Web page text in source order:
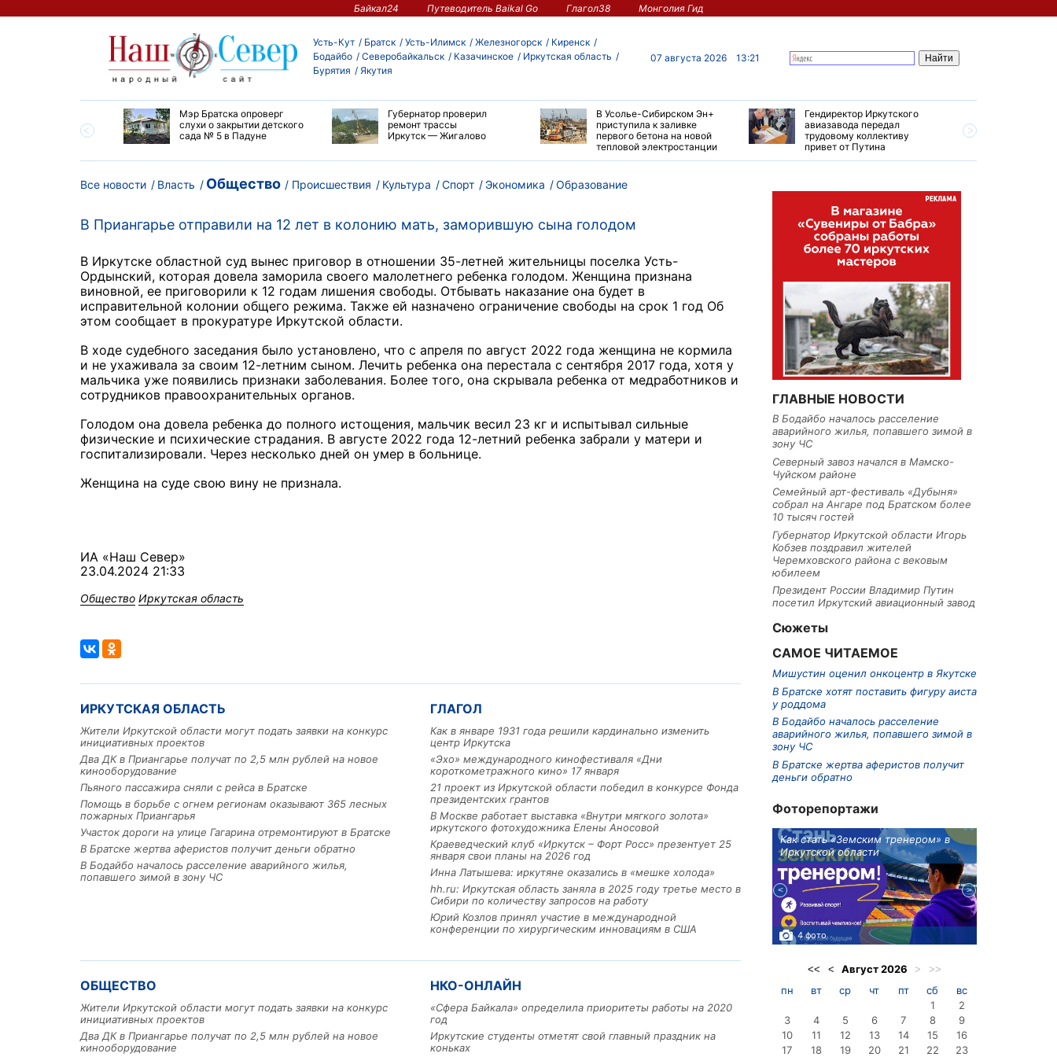
Байкал24 Путеводитель Baikal Go Глагол38 Монголия Гид
Усть-Кут Братск Усть-Илимск Железногорск
Киренск
Бодайбо
Северобайкальск Казачинское
Иркутская область
Бурятия
Якутия
07 августа 2026 13:21
Мэр Братска опроверг
слухи о закрытии детского
сада № 5 в Падуне
Губернатор проверил
ремонт трассы
Иркутск — Жигалово
В Усолье-Сибирском Эн+
приступила к заливке
первого бетона на новой
тепловой электростанции
Гендиректор Иркутского
авиазавода передал
трудовому коллективу
привет от Путина
Все новости Власть Общество Происшествия Культура Спорт Экономика Образование
В Приангарье отправили на 12 лет в колонию мать, заморившую сына голодом
В Иркутске областной суд вынес приговор в отношении 35-летней жительницы поселка Усть-
Ордынский, которая довела заморила своего малолетнего ребенка голодом. Женщина признана
виновной, ее приговорили к 12 годам лишения свободы. Отбывать наказание она будет в
исправительной колонии общего режима. Также ей назначено ограничение свободы на срок 1 год Об
этом сообщает в прокуратуре Иркутской области.
В ходе судебного заседания было установлено, что с апреля по август 2022 года женщина не кормила
и не ухаживала за своим 12-летним сыном. Лечить ребенка она перестала с сентября 2017 года, хотя у
мальчика уже появились признаки заболевания. Более того, она скрывала ребенка от медработников и
сотрудников правоохранительных органов.
Голодом она довела ребенка до полного истощения, мальчик весил 23 кг и испытывал сильные
физические и психические страдания. В августе 2022 года 12-летний ребенка забрали у матери и
госпитализировали. Через несколько дней он умер в больнице.
Женщина на суде свою вину не признала.
ИА «Наш Север»
23.04.2024 21:33
Общество Иркутская область
ИРКУТСКАЯ ОБЛАСТЬ
Жители Иркутской области могут подать заявки на конкурс
инициативных проектов
Два ДК в Приангарье получат по 2,5 млн рублей на новое
кинооборудование
Пьяного пассажира сняли с рейса в Братске
Помощь в борьбе с огнем регионам оказывают 365 лесных
пожарных Приангарья
Участок дороги на улице Гагарина отремонтируют в Братске
В Братске жертва аферистов получит деньги обратно
В Бодайбо началось расселение аварийного жилья,
попавшего зимой в зону ЧС
ГЛАГОЛ
Как в январе 1931 года решили кардинально изменить
центр Иркутска
«Эхо» международного кинофестиваля «Дни
короткометражного кино» 17 января
21 проект из Иркутской области победил в конкурсе Фонда
президентских грантов
В Москве работает выставка «Внутри мягкого золота»
иркутского фотохудожника Елены Аносовой
Краеведческий клуб «Иркутск – Форт Росс» презентует 25
января свои планы на 2026 год
Инна Латышева: иркутяне оказались в «мешке холода»
hh.ru: Иркутская область заняла в 2025 году третье место в
Сибири по количеству запросов на работу
Юрий Козлов принял участие в международной
конференции по хирургическим инновациям в США
ОБЩЕСТВО
Жители Иркутской области могут подать заявки на конкурс
инициативных проектов
Два ДК в Приангарье получат по 2,5 млн рублей на новое
кинооборудование
НКО-ОНЛАЙН
«Сфера Байкала» определила приоритеты работы на 2020
год
Иркутские студенты отметят свой главный праздник на
коньках
ГЛАВНЫЕ НОВОСТИ
В Бодайбо началось расселение
аварийного жилья, попавшего зимой в
зону ЧС
Северный завоз начался в Мамско-
Чуйском районе
Семейный арт-фестиваль «Дубыня»
собрал на Ангаре под Братском более
10 тысяч гостей
Губернатор Иркутской области Игорь
Кобзев поздравил жителей
Черемховского района с вековым
юбилеем
Президент России Владимир Путин
посетил Иркутский авиационный завод
Сюжеты
САМОЕ ЧИТАЕМОЕ
Мишустин оценил онкоцентр в Якутске
В Братске хотят поставить фигуру аиста
у роддома
В Бодайбо началось расселение
аварийного жилья, попавшего зимой в
зону ЧС
В Братске жертва аферистов получит
деньги обратно
Фоторепортажи
Льготный заём в 9 миллионов
рублей получит
машиностроительное предприятие
из Иркутской области
3 фото
Как стать «Земским тренером» в
Иркутской области
4 фото
<< < Август2026 > >>
пн вт ср чт пт сб
вс
1
2
3
4 5 6 7 8
9
10
11 12 13 14 15
16
17
18 19 20 21 22 23